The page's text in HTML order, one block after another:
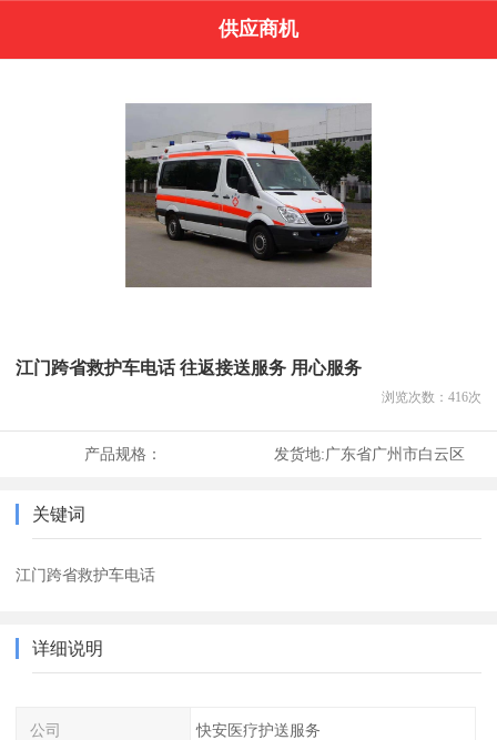
供应商机
江门跨省救护车电话 往返接送服务 用心服务
浏览次数： 416次
产品规格： 发货地:广东省广州市白云区
关键词
江门跨省救护车电话
详细说明
公司 快安医疗护送服务